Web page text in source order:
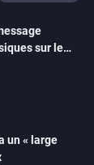
sur le
un « large